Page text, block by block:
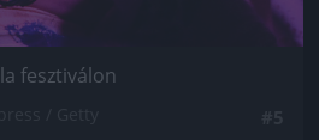
fesztiválon